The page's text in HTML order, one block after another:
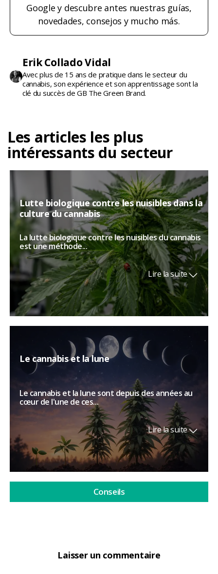
Google y descubre antes nuestras guías,
novedades, consejos y mucho más.
Erik Collado Vidal
Avec plus de 15 ans de pratique dans le secteur du
cannabis, son expérience et son apprentissage sont la
clé du succès de GB The Green Brand.
Laisser un commentaire
Les articles les plus
intéressants du secteur
Lutte biologique contre les nuisibles dans la
culture du cannabis
La lutte biologique contre les nuisibles du cannabis
est une méthode...
Lire la suite
Le cannabis et la lune
Le cannabis et la lune sont depuis des années au
cœur de l'une de ces...
Lire la suite
Conseils